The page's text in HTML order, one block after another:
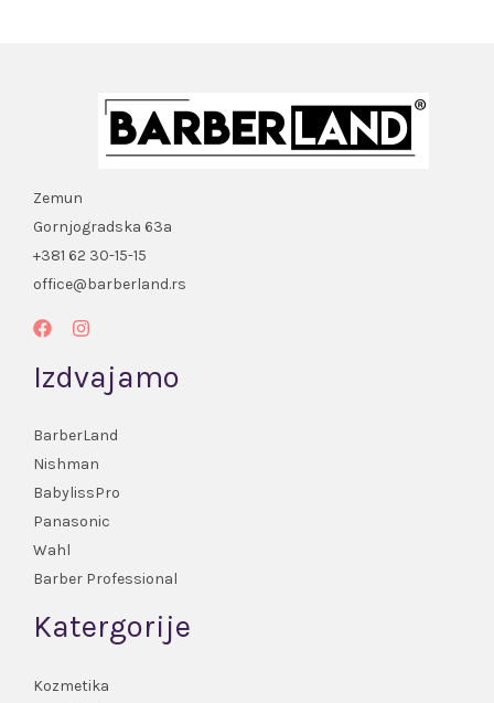
Zemun
Gornjogradska 63a
+381 62 30-15-15
office@barberland.rs
Izdvajamo
BarberLand
Nishman
BabylissPro
Panasonic
Wahl
Barber Professional
Katergorije
Kozmetika